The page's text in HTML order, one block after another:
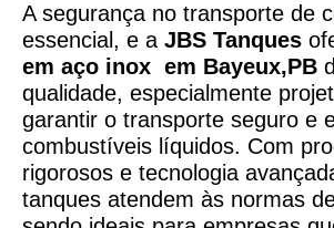
A segurança no transporte de
essencial, e a JBS Tanques
em aço inox em Bayeux,PB
qualidade, especialmente
garantir o transporte seguro e
combustíveis líquidos. Com
rigorosos e tecnologia
tanques atendem às normas